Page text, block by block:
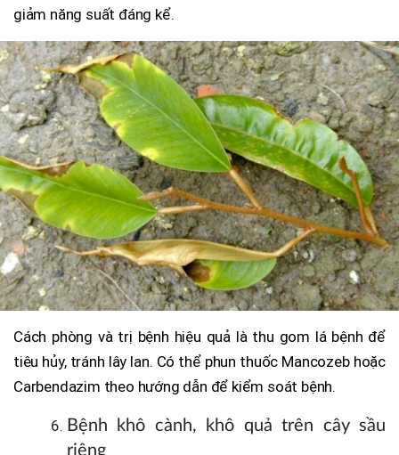
giảm năng suất đáng kể.
Cách phòng và trị bệnh hiệu quả là thu gom lá bệnh để
tiêu hủy, tránh lây lan. Có thể phun thuốc Mancozeb hoặc
Carbendazim theo hướng dẫn để kiểm soát bệnh.
Bệnh khô cành, khô quả trên cây sầu
riêng